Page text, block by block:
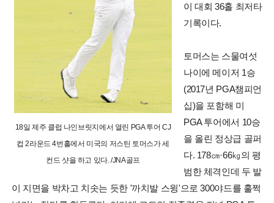
18일 제주 클럽 나인브릿지에서 열린 PGA 투어 CJ
컵 2라운드 4번홀에서 미국의 저스틴 토머스가 세
컨드 샷을 하고 있다. /JNA골프
이 대회 36홀 최저타
기록이다.
토머스는 스물여섯
나이에 메이저 1승
(2017년 PGA챔피언
십)을 포함해 미
PGA 투어에서 10승
을 올린 정상급 골퍼
다. 178㎝·66㎏의 평
범한 체격인데 두 발
이 지면을 박차고 치솟는 듯한 '까치발 스윙'으로 300야드를 훌쩍